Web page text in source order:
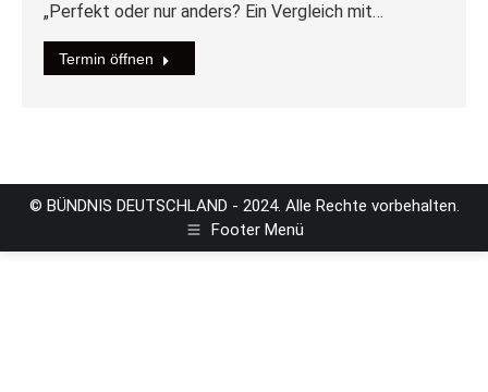
„Perfekt oder nur anders? Ein Vergleich mit…
Termin öffnen
© BÜNDNIS DEUTSCHLAND - 2024. Alle Rechte vorbehalten.
Footer Menü